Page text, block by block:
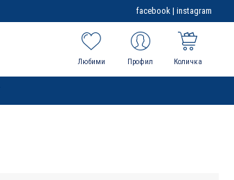
facebook | instagram
Любими Профил Количка